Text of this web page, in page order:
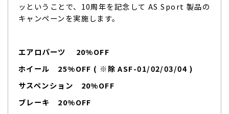
ッということで、10周年を記念して AS Sport 製品の
キャンペーンを実施します。
エアロパーツ 20%OFF
ホイール 25%OFF ( ※除 ASF-01/02/03/04 )
サスペンション 20%OFF
ブレーキ 20%OFF